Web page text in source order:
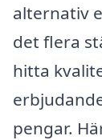
alternativ
det flera
hitta
pengar.